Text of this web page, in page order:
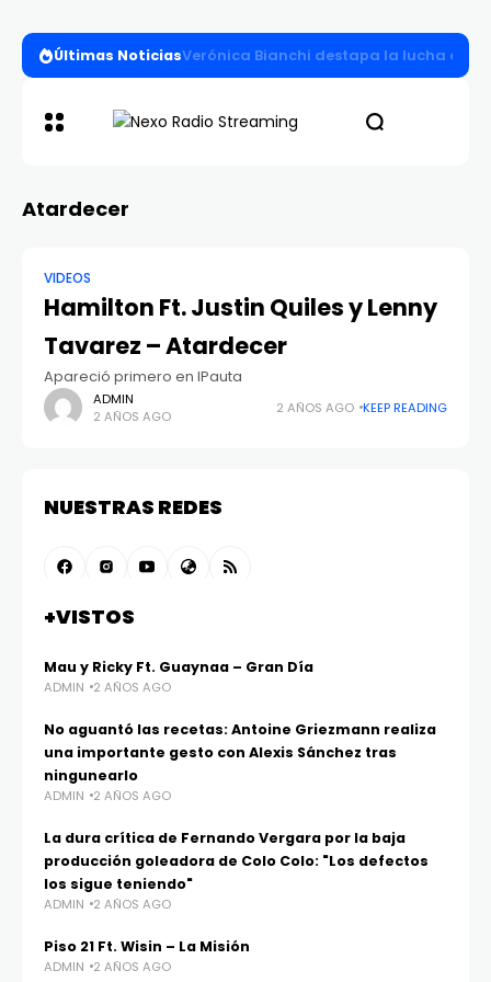
Últimas NoticiasVerónica Bianchi destapa la lucha
Atardecer
VIDEOS
Hamilton Ft. Justin Quiles y Lenny
Tavarez – Atardecer
Apareció primero en IPauta
ADMIN
2 AÑOS AGO
2 AÑOS AGO KEEP READING
NUESTRAS REDES
+VISTOS
Mau y Ricky Ft. Guaynaa – Gran Día
ADMIN 2 AÑOS AGO
No aguantó las recetas: Antoine Griezmann realiza
una importante gesto con Alexis Sánchez tras
ningunearlo
ADMIN 2 AÑOS AGO
La dura crítica de Fernando Vergara por la baja
producción goleadora de Colo Colo: "Los defectos
los sigue teniendo"
ADMIN 2 AÑOS AGO
Piso 21 Ft. Wisin – La Misión
ADMIN 2 AÑOS AGO